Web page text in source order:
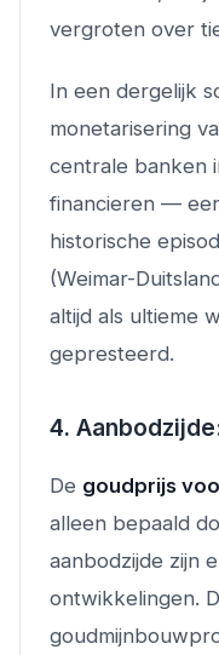
vergroten over
In een dergelijk
monetarisering
centrale banken
financieren —
historische
(Weimar-
altijd als ultieme
gepresteerd.
4.
De goudprijs
alleen bepaald
aanbodzijde zijn
ontwikkelingen.